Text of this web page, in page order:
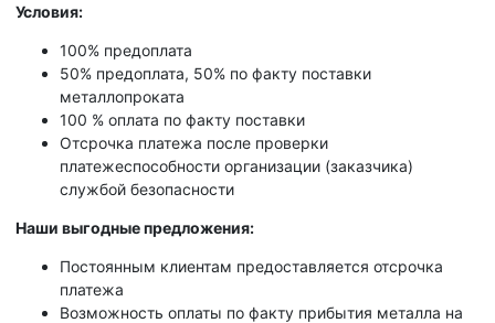
Условия:
100% предоплата
50% предоплата, 50% по факту поставки
металлопроката
100 % оплата по факту поставки
Отсрочка платежа после проверки
платежеспособности организации (заказчика)
службой безопасности
Наши выгодные предложения:
Постоянным клиентам предоставляется отсрочка
платежа
Возможность оплаты по факту прибытия металла на